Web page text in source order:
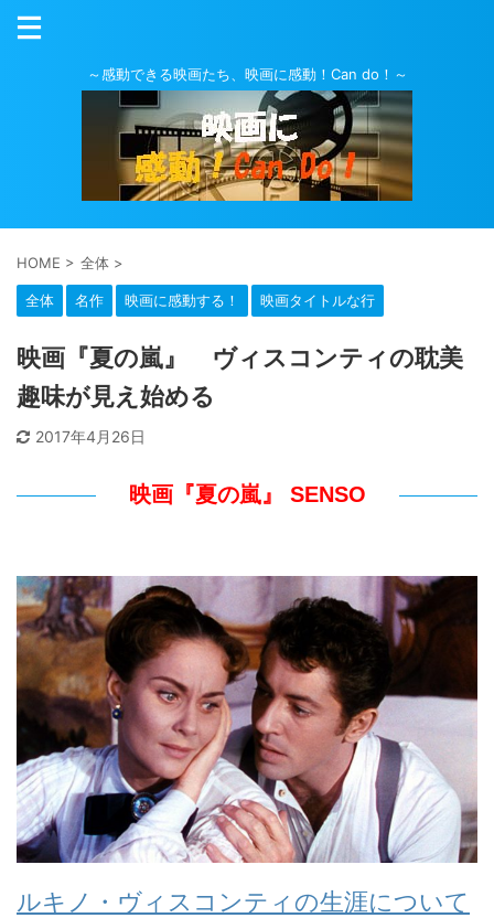
～感動できる映画たち、映画に感動！Can do！～
HOME > 全体 >
全体 名作 映画に感動する！ 映画タイトルな行
映画『夏の嵐』 ヴィスコンティの耽美
趣味が見え始める
2017年4月26日
映画『夏の嵐』 SENSO
ルキノ・ヴィスコンティの生涯について